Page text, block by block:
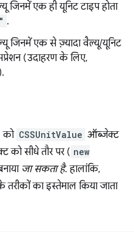
जिनमें एक ही यूनिट टाइप होता
.
जिनमें एक से ज़्यादा वैल्यू/यूनिट
(उदाहरण के लिए,
).
को CSSUnitValue ऑब्जेक्ट
को सीधे तौर पर ( new
जा सकता है. हालांकि,
तरीकों का इस्तेमाल किया जाता